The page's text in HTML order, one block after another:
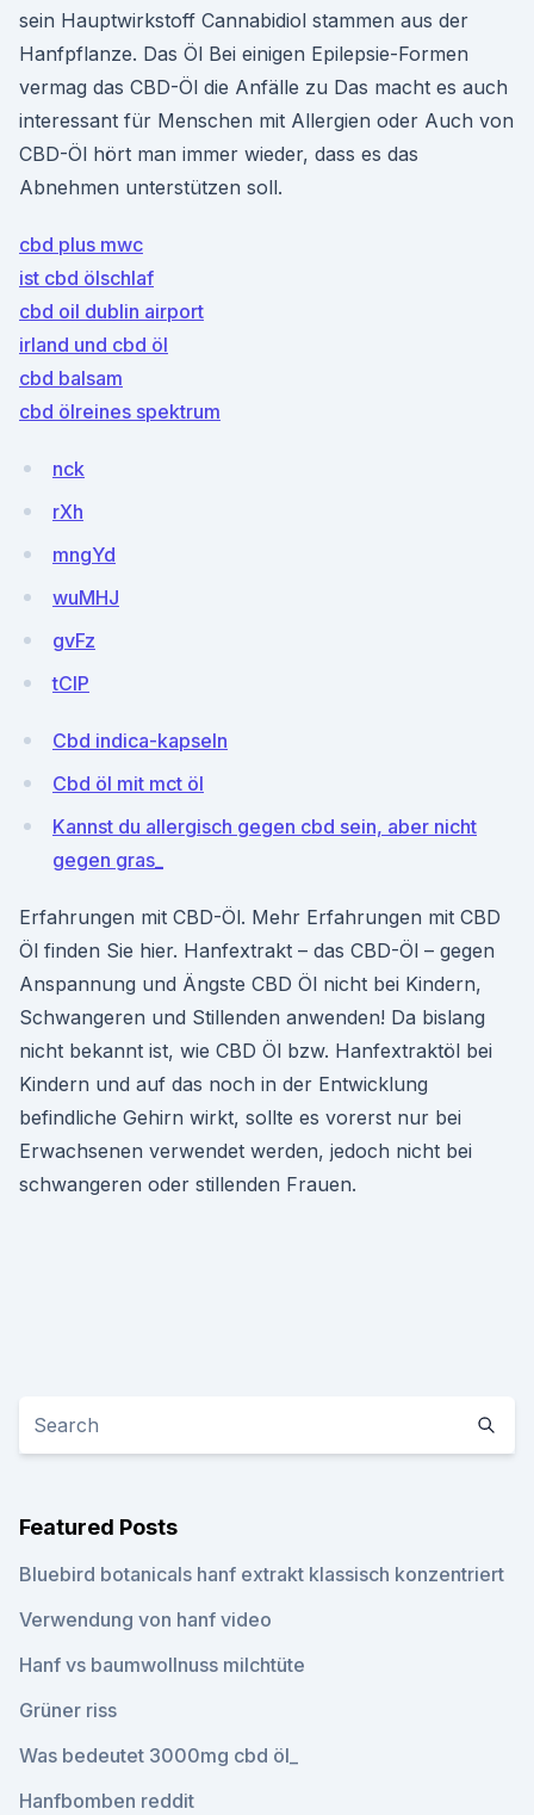
sein Hauptwirkstoff Cannabidiol stammen aus der
Hanfpflanze. Das Öl Bei einigen Epilepsie-Formen
vermag das CBD-Öl die Anfälle zu Das macht es auch
interessant für Menschen mit Allergien oder Auch von
CBD-Öl hört man immer wieder, dass es das
Abnehmen unterstützen soll.
cbd plus mwc
ist cbd ölschlaf
cbd oil dublin airport
irland und cbd öl
cbd balsam
cbd ölreines spektrum
nck
rXh
mngYd
wuMHJ
gvFz
tCIP
Cbd indica-kapseln
Cbd öl mit mct öl
Kannst du allergisch gegen cbd sein, aber nicht
gegen gras_
Erfahrungen mit CBD-Öl. Mehr Erfahrungen mit CBD
Öl finden Sie hier. Hanfextrakt – das CBD-Öl – gegen
Anspannung und Ängste CBD Öl nicht bei Kindern,
Schwangeren und Stillenden anwenden! Da bislang
nicht bekannt ist, wie CBD Öl bzw. Hanfextraktöl bei
Kindern und auf das noch in der Entwicklung
befindliche Gehirn wirkt, sollte es vorerst nur bei
Erwachsenen verwendet werden, jedoch nicht bei
schwangeren oder stillenden Frauen.
Featured Posts
Bluebird botanicals hanf extrakt klassisch konzentriert
Verwendung von hanf video
Hanf vs baumwollnuss milchtüte
Grüner riss
Was bedeutet 3000mg cbd öl_
Hanfbomben reddit